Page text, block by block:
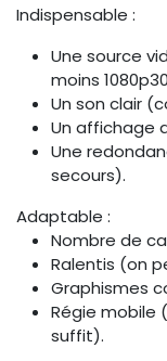
Indispensable :
Une source
moins
Un son clair
Un affichage
Une
secours).
Adaptable :
Nombre de
Ralentis (on
Graphismes
Régie mobile
suffit).